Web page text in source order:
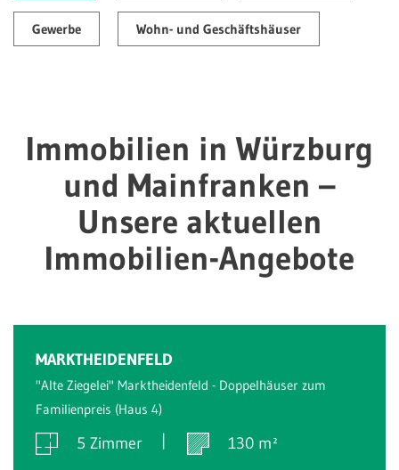
Gewerbe Wohn- und Geschäftshäuser
Immobilien in Würzburg
und Mainfranken –
Unsere aktuellen
Immobilien-Angebote
MARKTHEIDENFELD
"Alte Ziegelei" Marktheidenfeld - Doppelhäuser zum
Familienpreis (Haus 4)
5 Zimmer 130 m²